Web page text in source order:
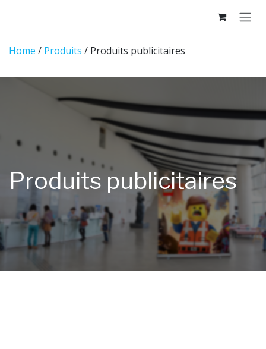
Home / Produits / Produits publicitaires
Produits publicitaires